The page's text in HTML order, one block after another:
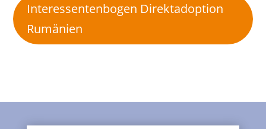
Interessentenbogen Direktadoption
Rumänien